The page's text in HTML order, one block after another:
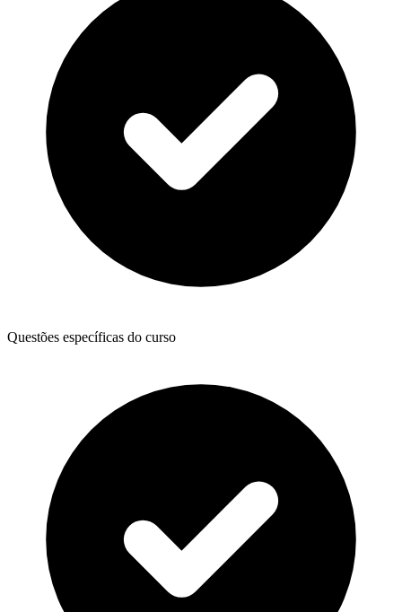
Questões específicas do curso